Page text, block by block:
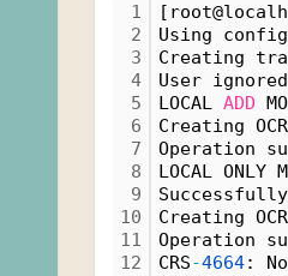
1
2
3
4
5
6
7
8
9
10
11
12
Using
Creating
User
LOCAL ADD
Creating
Operation
LOCAL ONLY
Successfully
Creating
Operation
CRS-4664: